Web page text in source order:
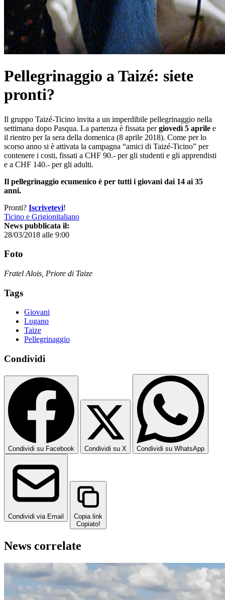
Pellegrinaggio a Taizé: siete
pronti?
Il gruppo Taizé-Ticino invita a un imperdibile pellegrinaggio nella
settimana dopo Pasqua. La partenza è fissata pergiovedì 5 aprile e
il rientro per la sera della domenica (8 aprile 2018). Come per lo
scorso anno si è attivata la campagna “amici di Taizé-Ticino” per
contenere i costi, fissati a CHF 90.- per gli studenti e gli apprendisti
e a CHF 140.- per gli adulti.
Il pellegrinaggio ecumenico è per tutti i giovani dai 14 ai 35
anni.
Pronti? Iscrivetevi!
Ticino e Grigionitaliano
News pubblicata il:
28/03/2018 alle 9:00
Foto
Fratel Alois, Priore di Taize
Tags
Giovani
Lugano
Taize
Pellegrinaggio
Condividi
Condividi su Facebook Condividi su X Condividi su WhatsApp
Condividi via Email
Copia link
Copiato!
News correlate